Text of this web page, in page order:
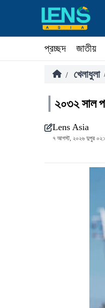
প্রচ্ছদ জাতীয়
/ খেলাধুলা
২০৩২ সাল
Lens Asia
৭ আগস্ট, ২০২৬ দুপুর